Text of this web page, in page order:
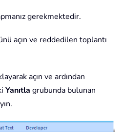
gerekmektedir.
açın ve reddedilen toplantı
açın ve ardından
Yanıtla grubunda bulunan